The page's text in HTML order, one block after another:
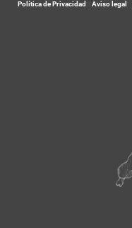
Política de Privacidad Aviso legal